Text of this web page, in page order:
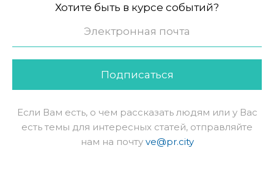
Хотите быть в курсе событий?
Подписаться
Если Вам есть, о чем рассказать людям или у Вас
есть темы для интересных статей, отправляйте
нам на почту ve@pr.city